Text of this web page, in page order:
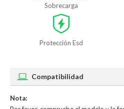
Sobrecarga
Protección Esd
Compatibilidad
Nota: